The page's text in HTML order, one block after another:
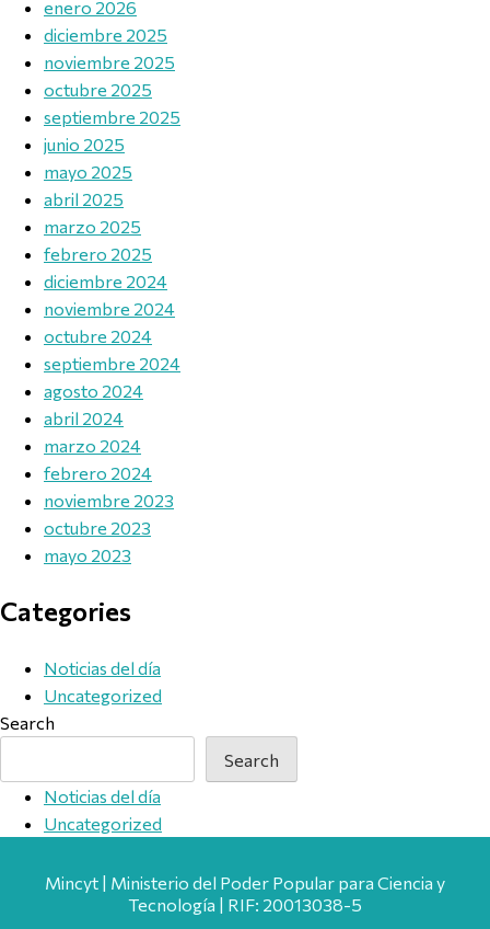
enero 2026
diciembre 2025
noviembre 2025
octubre 2025
septiembre 2025
junio 2025
mayo 2025
abril 2025
marzo 2025
febrero 2025
diciembre 2024
noviembre 2024
octubre 2024
septiembre 2024
agosto 2024
abril 2024
marzo 2024
febrero 2024
noviembre 2023
octubre 2023
mayo 2023
Categories
Noticias del día
Uncategorized
Search
Search
Noticias del día
Uncategorized
Mincyt | Ministerio del Poder Popular para Ciencia y
Tecnología | RIF: 20013038-5